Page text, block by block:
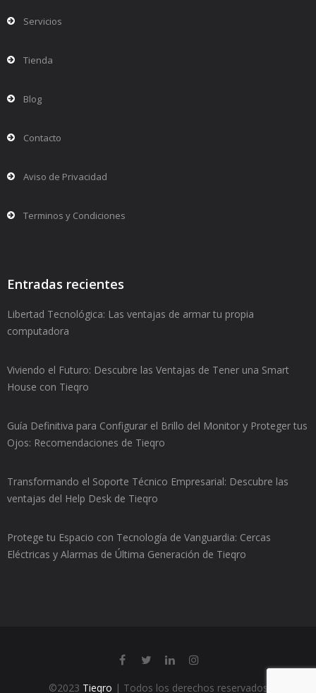
Servicios
Tienda
Blog
Contacto
Aviso de Privacidad
Terminos y Condiciones
Entradas recientes
Libertad Tecnológica: Las ventajas de armar tu propia
computadora
Viviendo el Futuro: Descubre las Ventajas de Tener una Smart
House con Tieqro
Guía Definitiva para Configurar el Brillo del Monitor y Proteger tus
Ojos: Recomendaciones de Tieqro
Transformando el Soporte Técnico Empresarial: Descubre las
ventajas del Help Desk de Tieqro
Protege tu Espacio con Tecnología de Vanguardia: Cercas
Eléctricas y Alarmas de Última Generación de Tieqro
©2023 Tieqro | Todos los derechos reservados